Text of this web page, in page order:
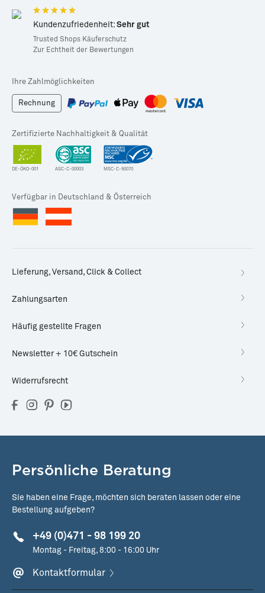
Kundenzufriedenheit: Sehr gut
Trusted Shops Käuferschutz
Zur Echtheit der Bewertungen
Ihre Zahlmöglichkeiten
Rechnung
Zertifizierte Nachhaltigkeit & Qualität
DE-ÖKO-001 ASC-C-00003 MSC-C-50070
Verfügbar in Deutschland & Österreich
Lieferung, Versand, Click & Collect
Zahlungsarten
Häufig gestellte Fragen
Newsletter + 10€ Gutschein
Widerrufsrecht
Persönliche Beratung
Sie haben eine Frage, möchten sich beraten lassen oder eine
Bestellung aufgeben?
+49 (0)471 - 98 199 20
Montag - Freitag, 8:00 - 16:00 Uhr
Kontaktformular